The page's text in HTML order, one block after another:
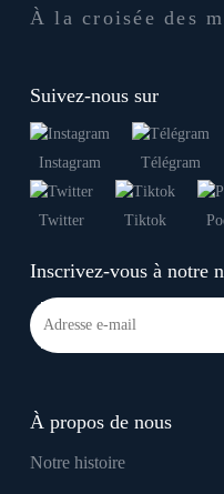
À la croisée des
Suivez-nous sur
Instagram Télégram
Twitter Tiktok
Inscrivez-vous à notre
À propos de nous
Notre histoire